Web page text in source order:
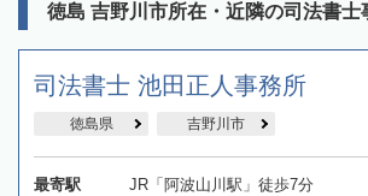
徳島 吉野川市所在・近隣の司法書士
司法書士 池田正人事務所
徳島県 吉野川市
最寄駅 JR「阿波山川駅」徒歩7分